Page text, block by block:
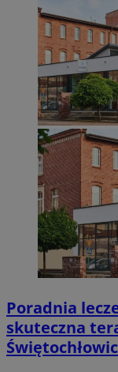
Poradnia
skuteczna